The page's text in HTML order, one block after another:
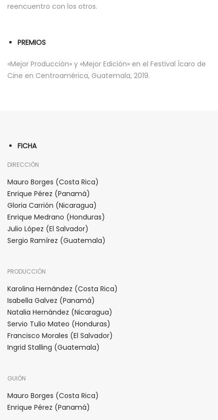
reencuentro con los otros.
PREMIOS
«Mejor Producción» y «Mejor Edición» en el Festival Ícaro de
Cine en Centroamérica, Guatemala, 2019.
FICHA
DIRECCIÓN
Mauro Borges (Costa Rica)
Enrique Pérez (Panamá)
Gloria Carrión (Nicaragua)
Enrique Medrano (Honduras)
Julio López (El Salvador)
Sergio Ramírez (Guatemala)
PRODUCCIÓN
Karolina Hernández (Costa Rica)
Isabella Galvez (Panamá)
Natalia Hernández (Nicaragua)
Servio Tulio Mateo (Honduras)
Francisco Morales (El Salvador)
Ingrid Stalling (Guatemala)
GUIÓN
Mauro Borges (Costa Rica)
Enrique Pérez (Panamá)